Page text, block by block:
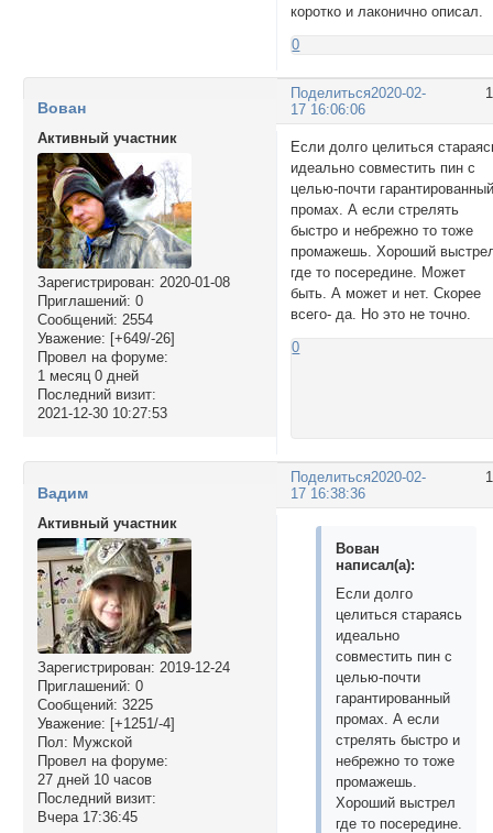
коротко и лаконично описал.
0
Поделиться2020-02-
17 16:06:06
Вован
Активный участник
Зарегистрирован: 2020-01-08
Приглашений: 0
Сообщений: 2554
Уважение: [+649/-26]
Провел на форуме:
1 месяц 0 дней
Последний визит:
2021-12-30 10:27:53
Если долго целиться
идеально совместить пин с
целью-почти
промах. А если стрелять
быстро и небрежно то тоже
промажешь. Хороший
где то посередине. Может
быть. А может и нет. Скорее
всего- да. Но это не точно.
0
Поделиться2020-02-
17 16:38:36
Вадим
Активный участник
Зарегистрирован: 2019-12-24
Приглашений: 0
Сообщений: 3225
Уважение: [+1251/-4]
Пол: Мужской
Провел на форуме:
27 дней 10 часов
Последний визит:
Вчера 17:36:45
Вован
написал(а):
Если долго
целиться стараясь
идеально
совместить пин с
целью-почти
гарантированный
промах. А если
стрелять быстро и
небрежно то тоже
промажешь.
Хороший выстрел
где то посередине.